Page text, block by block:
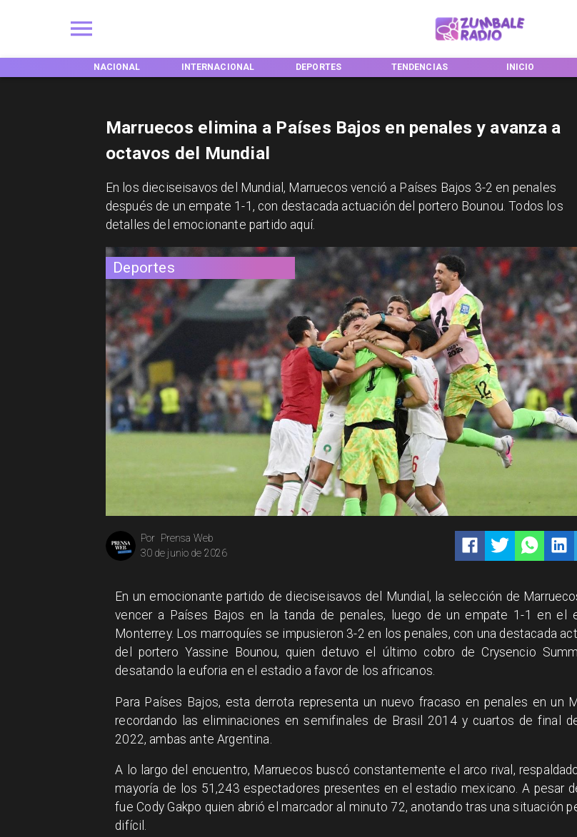
INTERNACIONAL DEPORTES TENDENCIAS INICIO REGIONES
Deportes
Prensa Web
Por
30 de junio de 2026
Marruecos elimina a Países Bajos en penales y avanza a
octavos del Mundial
En los dieciseisavos del Mundial, Marruecos venció a Países Bajos 3-2 en penales
después de un empate 1-1, con destacada actuación del portero Bounou. Todos los
detalles del emocionante partido aquí.
En un emocionante partido de dieciseisavos del Mundial, la selección de
vencer a Países Bajos en la tanda de penales, luego de un empate 1-1 en el
Monterrey. Los marroquíes se impusieron 3-2 en los penales, con una destacada
del portero Yassine Bounou, quien detuvo el último cobro de Crysencio
desatando la euforia en el estadio a favor de los africanos.
Para Países Bajos, esta derrota representa un nuevo fracaso en penales en un
recordando las eliminaciones en semifinales de Brasil 2014 y cuartos de final
2022, ambas ante Argentina.
A lo largo del encuentro, Marruecos buscó constantemente el arco rival,
mayoría de los 51,243 espectadores presentes en el estadio mexicano. A pesar
fue Cody Gakpo quien abrió el marcador al minuto 72, anotando tras una situación
difícil.